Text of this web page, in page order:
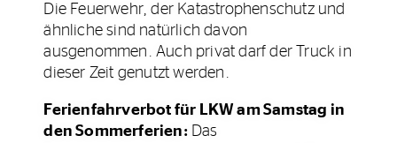
Die Feuerwehr, der Katastrophenschutz und
ähnliche sind natürlich davon
ausgenommen. Auch privat darf der Truck in
dieser Zeit genutzt werden.
Ferienfahrverbot für LKW am Samstag in
den Sommerferien:Das